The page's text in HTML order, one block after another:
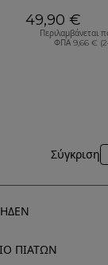
49,90 €
Περιλαμβάνεται
ΦΠΑ 9,66 €
Σύγκριση
ΠΙΑΤΩΝ